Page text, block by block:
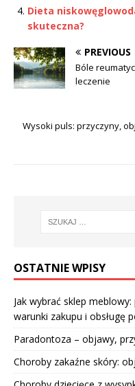
Dieta
skuteczna?
PREVIOUS
Bóle
leczenie
Wysoki puls: przyczyny,
OSTATNIE WPISY
Jak wybrać sklep
warunki zakupu i obsługę
Paradontoza – objawy,
Choroby zakaźne skóry: